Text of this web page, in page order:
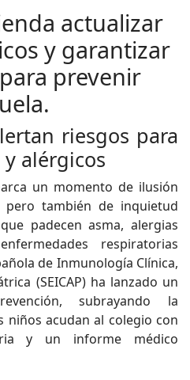
actualizar
y garantizar
prevenir
riesgos para
alérgicos
un momento de ilusión
pero también de inquietud
padecen asma, alergias
respiratorias
de Inmunología Clínica,
(SEICAP) ha lanzado un
subrayando la
niños acudan al colegio con
y un informe médico